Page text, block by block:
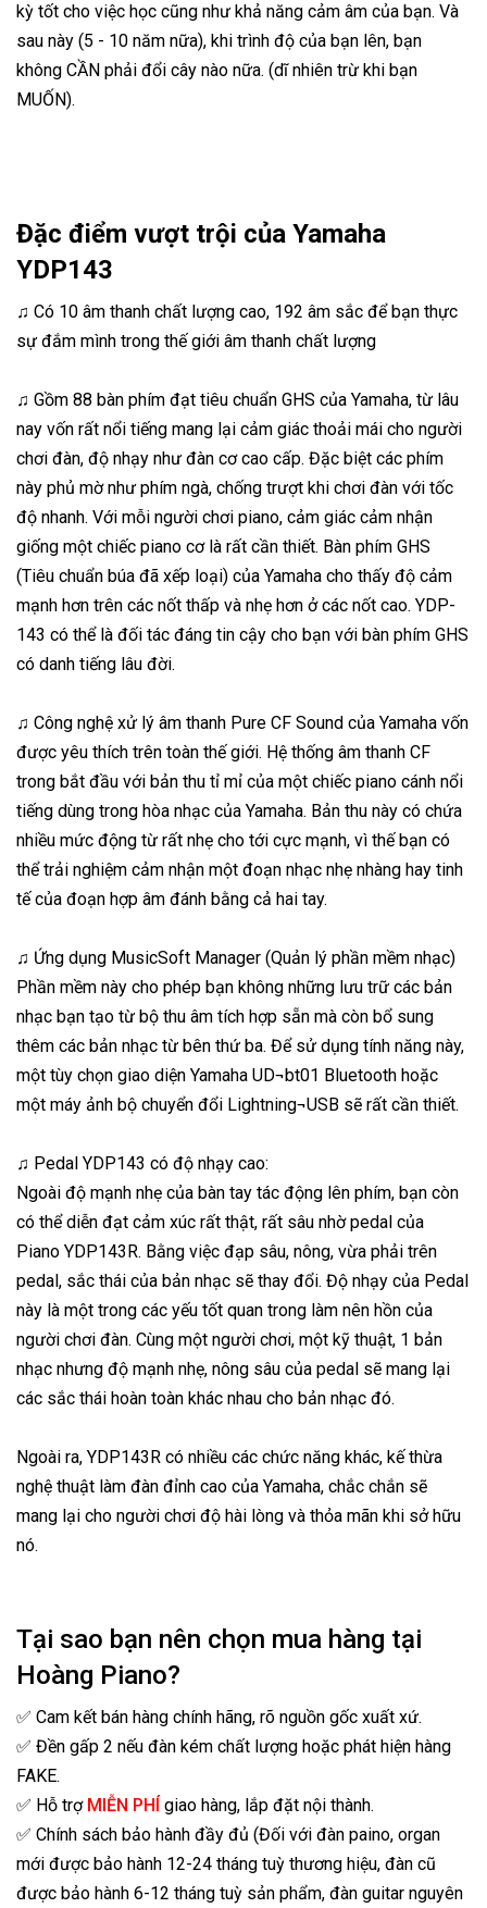
kỳ tốt cho việc học cũng như khả năng cảm âm của bạn. Và
sau này (5 - 10 năm nữa), khi trình độ của bạn lên, bạn
không CẦN phải đổi cây nào nữa. (dĩ nhiên trừ khi bạn
MUỐN).
Đặc điểm vượt trội của Yamaha
YDP143
♫ Có 10 âm thanh chất lượng cao, 192 âm sắc để bạn thực
sự đắm mình trong thế giới âm thanh chất lượng
♫ Gồm 88 bàn phím đạt tiêu chuẩn GHS của Yamaha, từ lâu
nay vốn rất nổi tiếng mang lại cảm giác thoải mái cho người
chơi đàn, độ nhạy như đàn cơ cao cấp. Đặc biệt các phím
này phủ mờ như phím ngà, chống trượt khi chơi đàn với tốc
độ nhanh. Với mỗi người chơi piano, cảm giác cảm nhận
giống một chiếc piano cơ là rất cần thiết. Bàn phím GHS
(Tiêu chuẩn búa đã xếp loại) của Yamaha cho thấy độ cảm
mạnh hơn trên các nốt thấp và nhẹ hơn ở các nốt cao. YDP-
143 có thể là đối tác đáng tin cậy cho bạn với bàn phím GHS
có danh tiếng lâu đời.
♫ Công nghệ xử lý âm thanh Pure CF Sound của Yamaha vốn
được yêu thích trên toàn thế giới. Hệ thống âm thanh CF
trong bắt đầu với bản thu tỉ mỉ của một chiếc piano cánh nổi
tiếng dùng trong hòa nhạc của Yamaha. Bản thu này có chứa
nhiều mức động từ rất nhẹ cho tới cực mạnh, vì thế bạn có
thể trải nghiệm cảm nhận một đoạn nhạc nhẹ nhàng hay tinh
tế của đoạn hợp âm đánh bằng cả hai tay.
♫ Ứng dụng MusicSoft Manager (Quản lý phần mềm nhạc)
Phần mềm này cho phép bạn không những lưu trữ các bản
nhạc bạn tạo từ bộ thu âm tích hợp sẵn mà còn bổ sung
thêm các bản nhạc từ bên thứ ba. Để sử dụng tính năng này,
một tùy chọn giao diện Yamaha UD¬bt01 Bluetooth hoặc
một máy ảnh bộ chuyển đổi Lightning¬USB sẽ rất cần thiết.
♫ Pedal YDP143 có độ nhạy cao:
Ngoài độ mạnh nhẹ của bàn tay tác động lên phím, bạn còn
có thể diễn đạt cảm xúc rất thật, rất sâu nhờ pedal của
Piano YDP143R. Bằng việc đạp sâu, nông, vừa phải trên
pedal, sắc thái của bản nhạc sẽ thay đổi. Độ nhạy của Pedal
này là một trong các yếu tốt quan trong làm nên hồn của
người chơi đàn. Cùng một người chơi, một kỹ thuật, 1 bản
nhạc nhưng độ mạnh nhẹ, nông sâu của pedal sẽ mang lại
các sắc thái hoàn toàn khác nhau cho bản nhạc đó.
Ngoài ra, YDP143R có nhiều các chức năng khác, kế thừa
nghệ thuật làm đàn đỉnh cao của Yamaha, chắc chắn sẽ
mang lại cho người chơi độ hài lòng và thỏa mãn khi sở hữu
nó.
Tại sao bạn nên chọn mua hàng tại
Hoàng Piano?
✅ Cam kết bán hàng chính hãng, rõ nguồn gốc xuất xứ.
✅ Đền gấp 2 nếu đàn kém chất lượng hoặc phát hiện hàng
FAKE.
✅ Hỗ trợ MIỄN PHÍ giao hàng, lắp đặt nội thành.
✅ Chính sách bảo hành đầy đủ (Đối với đàn paino, organ
mới được bảo hành 12-24 tháng tuỳ thương hiệu, đàn cũ
được bảo hành 6-12 tháng tuỳ sản phẩm, đàn guitar nguyên